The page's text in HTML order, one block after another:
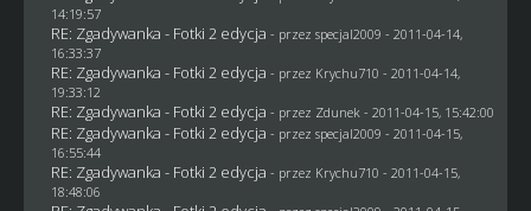
14:19:57
RE: Zgadywanka - Fotki 2 edycja - przez specjal2009 - 2011-04-14,
16:33:37
RE: Zgadywanka - Fotki 2 edycja - przez Krychu710 - 2011-04-14,
19:33:12
RE: Zgadywanka - Fotki 2 edycja - przez Zdunek - 2011-04-15, 15:42:00
RE: Zgadywanka - Fotki 2 edycja - przez specjal2009 - 2011-04-15,
16:55:44
RE: Zgadywanka - Fotki 2 edycja - przez Krychu710 - 2011-04-15,
18:48:06